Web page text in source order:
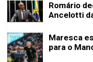
Romário
Ancelotti
Maresca
para o